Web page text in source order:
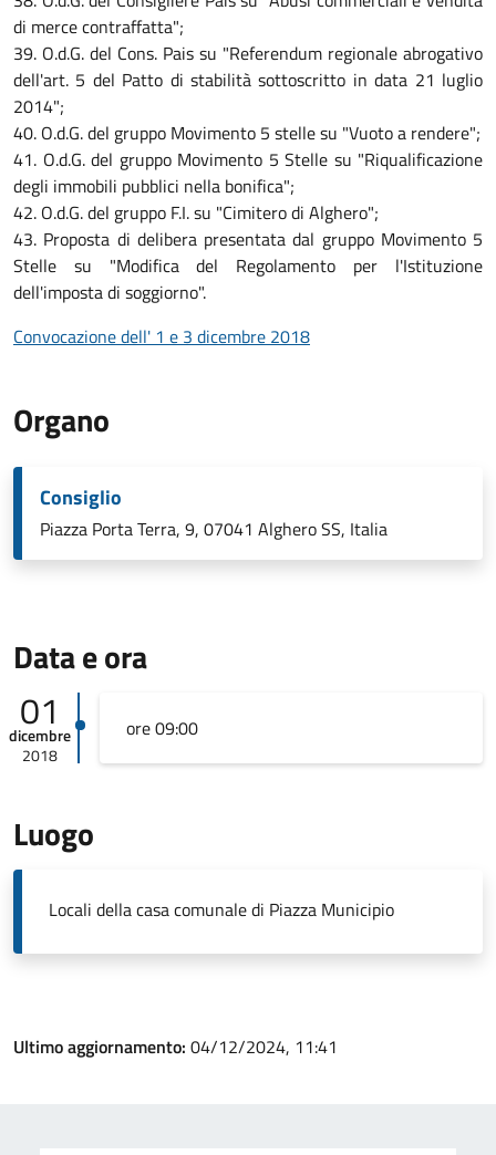
di merce contraffatta";
39. O.d.G. del Cons. Pais su "Referendum regionale abrogativo
dell'art. 5 del Patto di stabilità sottoscritto in data 21 luglio
2014";
40. O.d.G. del gruppo Movimento 5 stelle su "Vuoto a rendere";
41. O.d.G. del gruppo Movimento 5 Stelle su "Riqualificazione
degli immobili pubblici nella bonifica";
42. O.d.G. del gruppo F.I. su "Cimitero di Alghero";
43. Proposta di delibera presentata dal gruppo Movimento 5
Stelle su "Modifica del Regolamento per l'Istituzione
dell'imposta di soggiorno".
Convocazione dell' 1 e 3 dicembre 2018
Organo
Consiglio
Piazza Porta Terra, 9, 07041 Alghero SS, Italia
Data e ora
01
dicembre
2018
ore 09:00
Luogo
Locali della casa comunale di Piazza Municipio
Ultimo aggiornamento: 04/12/2024, 11:41